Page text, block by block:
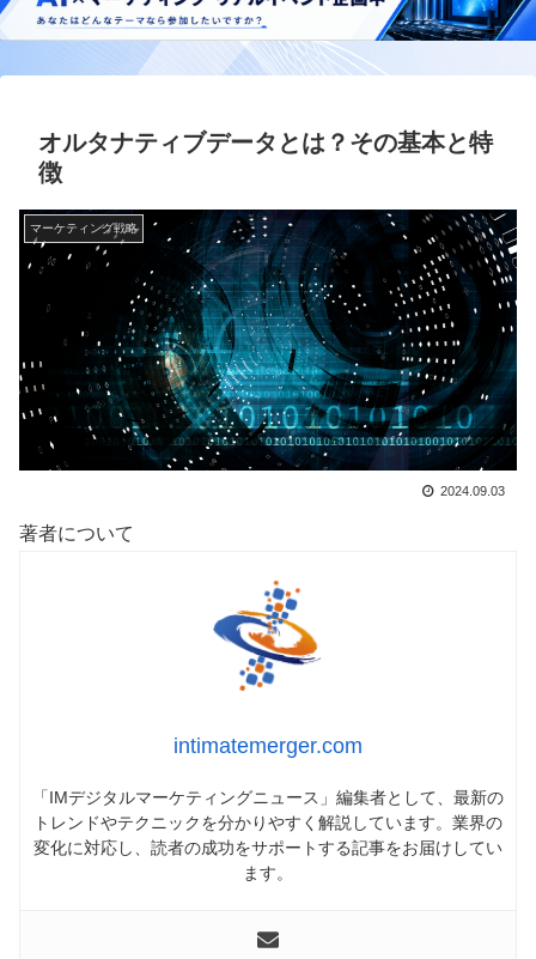
オルタナティブデータとは？その基本と特
徴
マーケティング戦略
2024.09.03
著者について
intimatemerger.com
「IMデジタルマーケティングニュース」編集者として、最新の
トレンドやテクニックを分かりやすく解説しています。業界の
変化に対応し、読者の成功をサポートする記事をお届けしてい
ます。